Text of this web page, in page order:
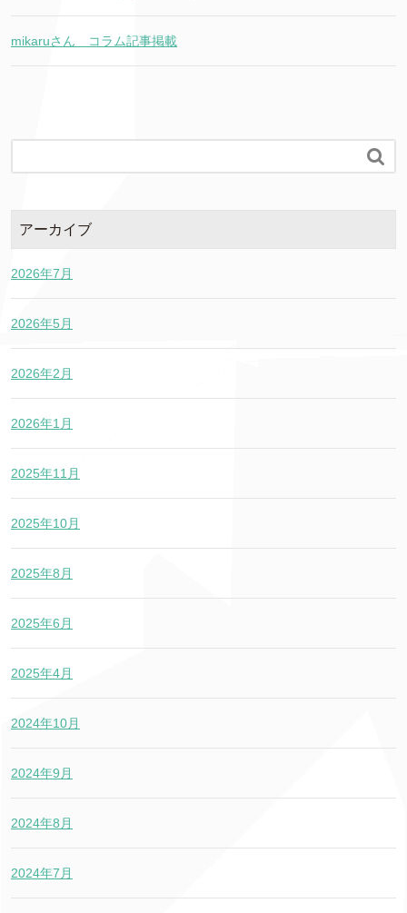
mikaruさん コラム記事掲載

アーカイブ
2026年7月
2026年5月
2026年2月
2026年1月
2025年11月
2025年10月
2025年8月
2025年6月
2025年4月
2024年10月
2024年9月
2024年8月
2024年7月